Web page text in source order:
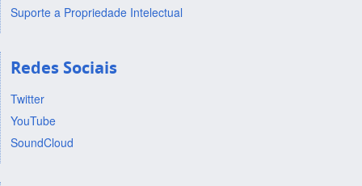
Suporte a Propriedade Intelectual
Redes Sociais
Twitter
YouTube
SoundCloud